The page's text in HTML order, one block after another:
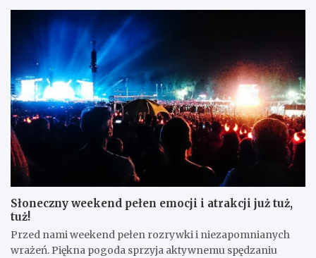
Słoneczny weekend pełen emocji i atrakcji już tuż,
tuż!
Przed nami weekend pełen rozrywki i niezapomnianych
wrażeń. Piękna pogoda sprzyja aktywnemu spędzaniu